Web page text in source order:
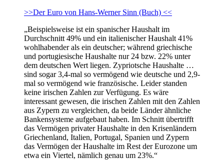
>>Der Euro von Hans-Werner Sinn (Buch) <<
„Beispielsweise ist ein spanischer Haushalt im
Durchschnitt 49% und ein italienischer Haushalt 41%
wohlhabender als ein deutscher; während griechische
und portugiesische Haushalte nur 24 bzw. 22% unter
dem deutschen Wert liegen. Zypriotsche Haushalte …
sind sogar 3,4-mal so vermögend wie deutsche und 2,9-
mal so vermögend wie französische. Leider standen
keine irischen Zahlen zur Verfügung. Es wäre
interessant gewesen, die irischen Zahlen mit den Zahlen
aus Zypern zu vergleichen, da beide Länder ähnliche
Bankensysteme aufgebaut haben. Im Schnitt übertrifft
das Vermögen privater Haushalte in den Krisenländern
Griechenland, Italien, Portugal, Spanien und Zypern
das Vermögen der Haushalte im Rest der Eurozone um
etwa ein Viertel, nämlich genau um 23%.“